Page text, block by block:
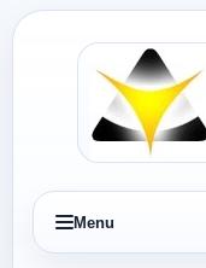
Icerige
Menu